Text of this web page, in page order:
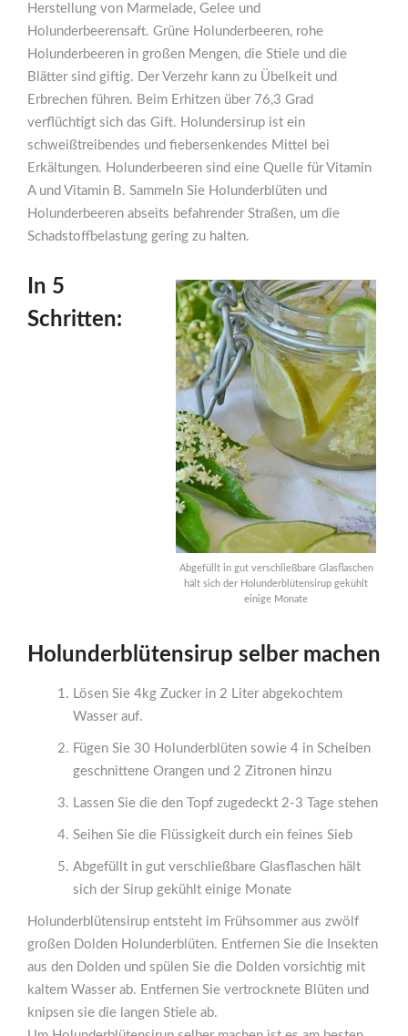
Herstellung von Marmelade, Gelee und
Holunderbeerensaft. Grüne Holunderbeeren, rohe
Holunderbeeren in großen Mengen, die Stiele und die
Blätter sind giftig. Der Verzehr kann zu Übelkeit und
Erbrechen führen. Beim Erhitzen über 76,3 Grad
verflüchtigt sich das Gift. Holundersirup ist ein
schweißtreibendes und fiebersenkendes Mittel bei
Erkältungen. Holunderbeeren sind eine Quelle für Vitamin
A und Vitamin B. Sammeln Sie Holunderblüten und
Holunderbeeren abseits befahrender Straßen, um die
Schadstoffbelastung gering zu halten.
Abgefüllt in gut verschließbare Glasflaschen
hält sich der Holunderblütensirup gekühlt
einige Monate
In 5
Schritten:
Holunderblütensirup selber machen
Lösen Sie 4kg Zucker in 2 Liter abgekochtem
Wasser auf.
Fügen Sie 30 Holunderblüten sowie 4 in Scheiben
geschnittene Orangen und 2 Zitronen hinzu
Lassen Sie die den Topf zugedeckt 2-3 Tage stehen
Seihen Sie die Flüssigkeit durch ein feines Sieb
Abgefüllt in gut verschließbare Glasflaschen hält
sich der Sirup gekühlt einige Monate
Holunderblütensirup entsteht im Frühsommer aus zwölf
großen Dolden Holunderblüten. Entfernen Sie die Insekten
aus den Dolden und spülen Sie die Dolden vorsichtig mit
kaltem Wasser ab. Entfernen Sie vertrocknete Blüten und
knipsen sie die langen Stiele ab.